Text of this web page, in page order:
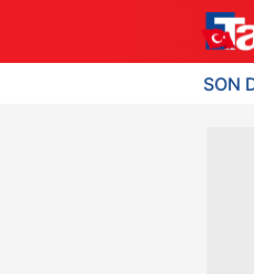
SON